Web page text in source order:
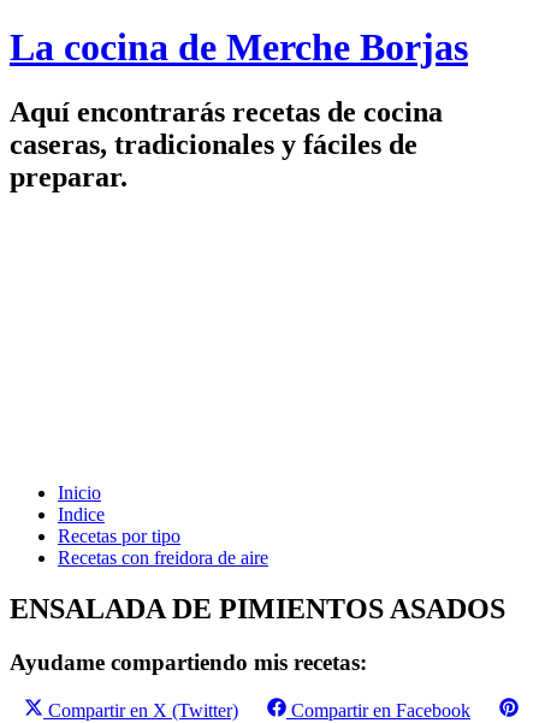
La cocina de Merche Borjas
Aquí encontrarás recetas de cocina
caseras, tradicionales y fáciles de
preparar.
Inicio
Indice
Recetas por tipo
Recetas con freidora de aire
ENSALADA DE PIMIENTOS ASADOS
Ayudame compartiendo mis recetas:
Compartir en X (Twitter)
Compartir en Facebook